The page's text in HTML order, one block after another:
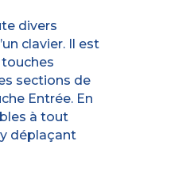
divers
clavier. Il est
sections de
Entrée. En
à tout
déplaçant